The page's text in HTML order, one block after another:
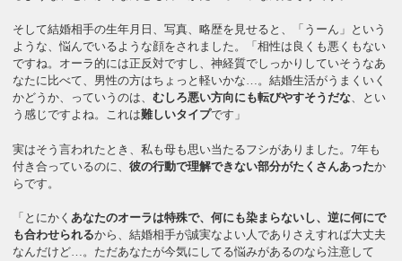
そして結婚相手の生年月日、写真、略歴を見せると、「うーん」という
ような、悩んでいるような顔をされました。「相性は良くも悪くもない
ですね。オーラ的には正反対ですし、神経質でしっかりしていそうなあ
なたに比べて、男性の方はちょっと軽いかな…。結婚生活がうまくいく
かどうか、っていうのは、むしろ悪い方向にも転びやすそうだな、とい
う感じですよね。これは難しいタイプです」
実はそう言われたとき、私も母も思い当たるフシがありました。7年も
付き合っているのに、彼の行動で理解できない部分がたくさんあったか
らです。
「とにかくあなたのオーラは特殊で、何にも染まらないし、逆に何にで
も合わせられるから、結婚相手が誠実なよい人でありさえすれば大丈夫
なんだけど…。ただあなたが今気にしてる悩みがあるのなら注意して